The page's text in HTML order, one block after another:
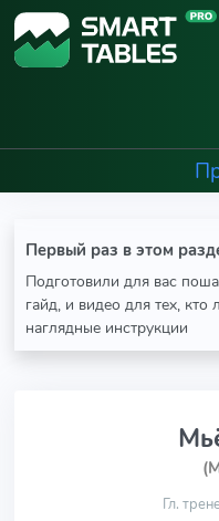
Первый раз в этом
Подготовили для вас
гайд, и видео для тех, кто
наглядные инструкции
Гл.